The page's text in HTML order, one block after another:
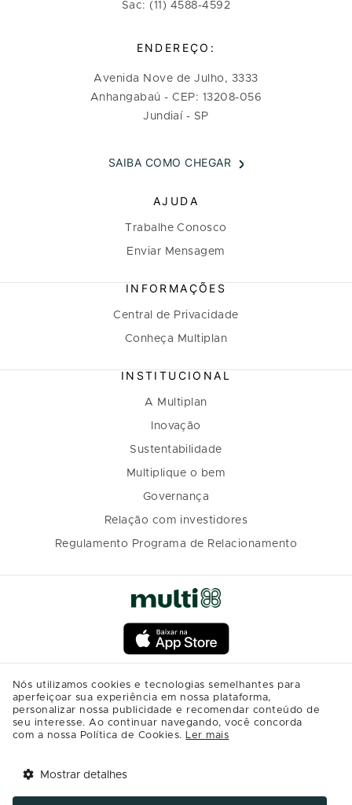
Sac: (11) 4588-4592
ENDEREÇO:
Avenida Nove de Julho, 3333
Anhangabaú - CEP: 13208-056
Jundiaí - SP
SAIBA COMO CHEGAR
AJUDA
Trabalhe Conosco
Enviar Mensagem
INFORMAÇÕES
Central de Privacidade
Conheça Multiplan
INSTITUCIONAL
A Multiplan
Inovação
Sustentabilidade
Multiplique o bem
Governança
Relação com investidores
Regulamento Programa de Relacionamento
Nós utilizamos cookies e tecnologias semelhantes para
aperfeiçoar sua experiência em nossa plataforma,
personalizar nossa publicidade e recomendar conteúdo de
seu interesse. Ao continuar navegando, você concorda
com a nossa Política de Cookies. Ler mais
Mostrar detalhes